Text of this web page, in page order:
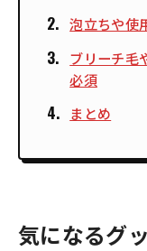
泡立ちや使
ブリーチ毛
必須
まとめ
気になるグ